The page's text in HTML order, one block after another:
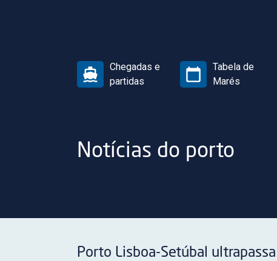
Chegadas e
partidas
Tabela de
Marés
Notícias do porto
Porto Lisboa-Setúbal